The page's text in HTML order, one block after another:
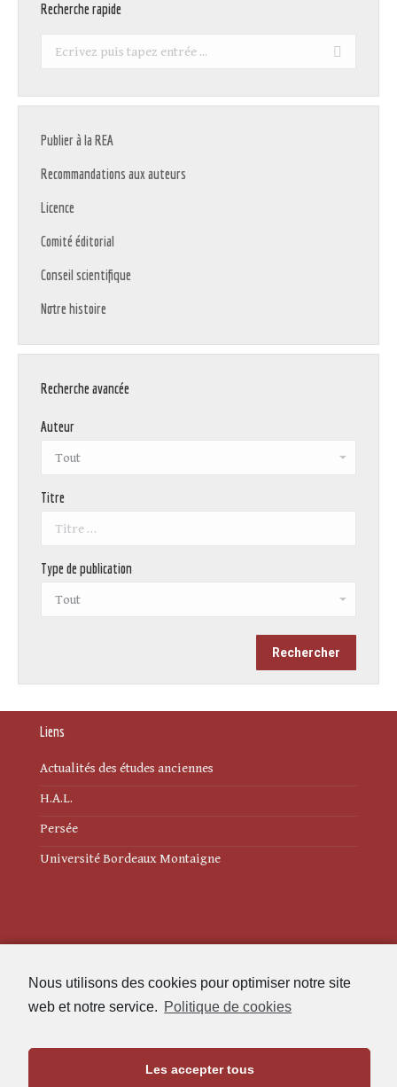
Nous utilisons des cookies pour optimiser notre site
web et notre service. Politique de cookies
Les accepter tous
Recherche rapide
Recherche
Publier à la REA
Recommandations aux auteurs
Licence
Comité éditorial
Conseil scientifique
Notre histoire
Recherche avancée
Auteur
Titre
Type de publication
Liens
Actualités des études anciennes
H.A.L.
Persée
Université Bordeaux Montaigne
Politique de cookies (UE)